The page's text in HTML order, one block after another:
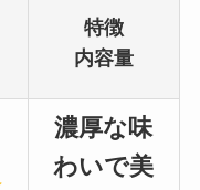
特徴
内容量
濃厚な味
わいで美